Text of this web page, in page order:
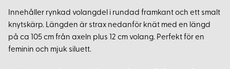
Innehåller rynkad volangdel i rundad framkant och ett smalt
knytskärp. Längden är strax nedanför knät med en längd
på ca 105 cm från axeln plus 12 cm volang. Perfekt för en
feminin och mjuk siluett.